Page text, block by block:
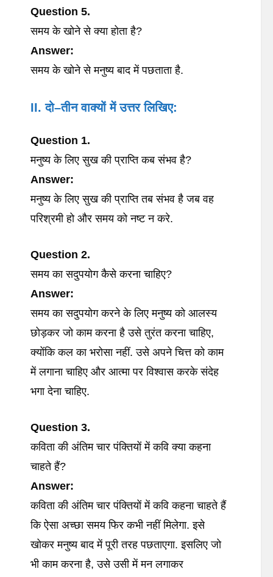
Question 5.
समय के खोने से क्या होता है?
Answer:
समय के खोने से मनुष्य बाद में पछताता है.
II. दो–तीन वाक्यों में उत्तर लिखिए:
Question 1.
मनुष्य के लिए सुख की प्राप्ति कब संभव है?
Answer:
मनुष्य के लिए सुख की प्राप्ति तब संभव है जब वह
परिश्रमी हो और समय को नष्ट न करे.
Question 2.
समय का सदुपयोग कैसे करना चाहिए?
Answer:
समय का सदुपयोग करने के लिए मनुष्य को आलस्य
छोड़कर जो काम करना है उसे तुरंत करना चाहिए,
क्योंकि कल का भरोसा नहीं. उसे अपने चित्त को काम
में लगाना चाहिए और आत्मा पर विश्वास करके संदेह
भगा देना चाहिए.
Question 3.
कविता की अंतिम चार पंक्तियों में कवि क्या कहना
चाहते हैं?
Answer:
कविता की अंतिम चार पंक्तियों में कवि कहना चाहते हैं
कि ऐसा अच्छा समय फिर कभी नहीं मिलेगा. इसे
खोकर मनुष्य बाद में पूरी तरह पछताएगा. इसलिए जो
भी काम करना है, उसे उसी में मन लगाकर